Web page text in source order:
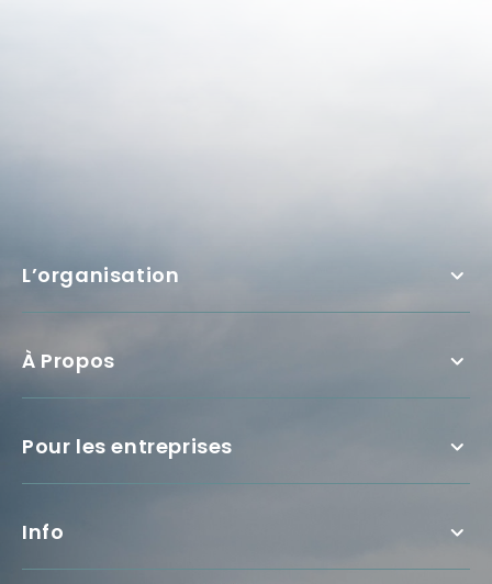
L’organisation
À Propos
Pour les entreprises
Info